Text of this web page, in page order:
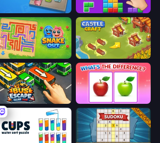
BlockBuster Puzzle
Snake Out: Maze Escape Castle Craft
Bus Escape: Clear Jam What's The Difference?